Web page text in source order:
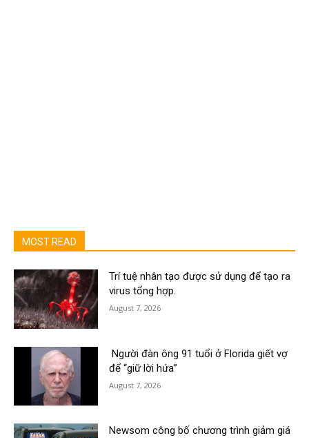
MOST READ
Trí tuệ nhân tạo được sử dụng để tạo ra
virus tổng hợp.
August 7, 2026
Người đàn ông 91 tuổi ở Florida giết vợ
để “giữ lời hứa”
August 7, 2026
Newsom công bố chương trình giảm giá